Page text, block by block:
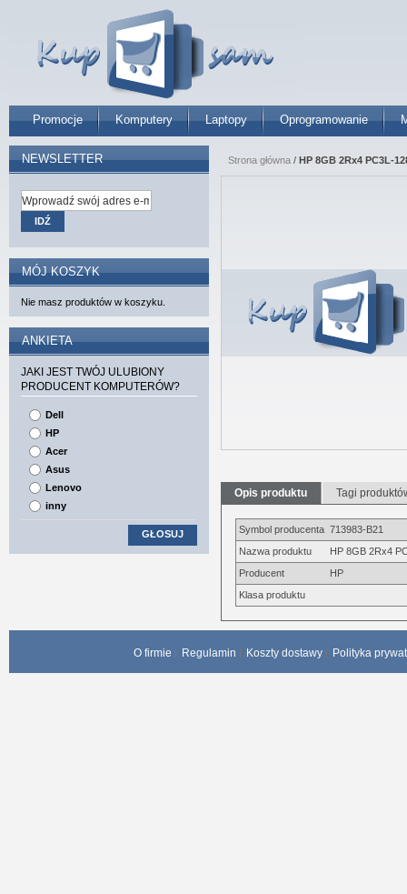
Promocje Komputery Laptopy Oprogramowanie
Strona główna / HP 8GB 2Rx4 PC3L-
Opis produktu Tagi
Symbol producenta 713983-B21
Nazwa produktu
HP 8GB 2Rx4
Producent
HP
Klasa produktu
NEWSLETTER
IDŹ
MÓJ KOSZYK
Nie masz produktów w koszyku.
ANKIETA
JAKI JEST TWÓJ ULUBIONY
PRODUCENT KOMPUTERÓW?
Dell
HP
Acer
Asus
Lenovo
inny
GŁOSUJ
O firmie Regulamin Koszty dostawy Polityka